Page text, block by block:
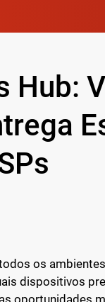
Hub:
os
dispositivos
oportunidades